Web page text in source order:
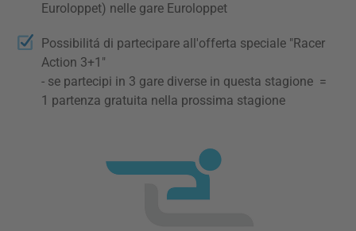
Euroloppet) nelle gare Euroloppet
Possibilitá di partecipare all'offerta speciale "Racer
Action 3+1"
- se partecipi in 3 gare diverse in questa stagione =
1 partenza gratuita nella prossima stagione